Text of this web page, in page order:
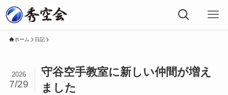
ホーム 日記
守谷空手教室に新しい仲間が増え
ました
2026
7/29